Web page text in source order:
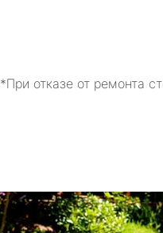
*При отказе от ремонта